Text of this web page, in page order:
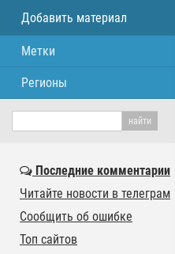
Добавить материал
Метки
Регионы
Последние комментарии
Читайте новости в телеграм
Сообщить об ошибке
Топ сайтов